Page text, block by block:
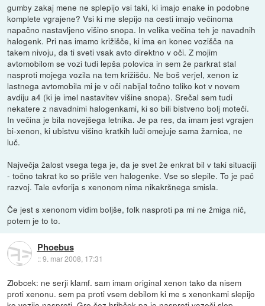
gumby zakaj mene ne splepijo vsi taki, ki imajo enake in podobne
komplete vgrajene? Vsi ki me slepijo na cesti imajo večinoma
napačno nastavljeno višino snopa. In velika večina teh je navadnih
halogenk. Pri nas imamo križišče, ki ima en konec vozišča na
takem nivoju, da ti sveti vsak avto direktno v oči. Z mojim
avtomobilom se vozi tudi lepša polovica in sem že parkrat stal
nasproti mojega vozila na tem križišču. Ne boš verjel, xenon iz
lastnega avtomobila mi je v oči nabijal točno toliko kot v novem
avdiju a4 (ki je imel nastavitev višine snopa). Srečal sem tudi
nekatere z navadnimi halogenkami, ki so bili bistveno bolj moteči.
In večina je bila novejšega letnika. Je pa res, da imam jest vgrajen
bi-xenon, ki ubistvu višino kratkih luči omejuje sama žarnica, ne
luč.
Največja žalost vsega tega je, da je svet že enkrat bil v taki situaciji
- točno takrat ko so prišle ven halogenke. Vse so slepile. To je pač
razvoj. Tale evforija s xenonom nima nikakršnega smisla.
Če jest s xenonom vidim boljše, folk nasproti pa mi ne žmiga nič,
potem je to to.
Phoebus
::9. mar 2008, 17:31
Zlobcek: ne serji klamf. sam imam original xenon tako da nisem
proti xenonu. sem pa proti vsem debilom ki me s xenonkami slepijo